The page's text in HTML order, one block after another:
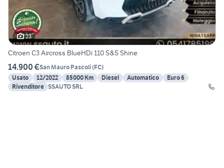
23
Citroen C3 Aircross BlueHDi 110 S&S Shine
14.900 €San Mauro Pascoli(FC)
Usato
12/2022 85000 Km Diesel Automatico
Euro 6
Rivenditore SSAUTO SRL